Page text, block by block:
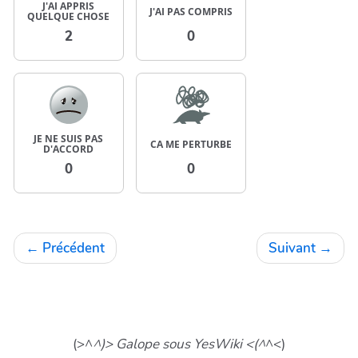
J'AI APPRIS
QUELQUE CHOSE
2
J'AI PAS COMPRIS
0
JE NE SUIS PAS
D'ACCORD
0
CA ME PERTURBE
0
← Précédent Suivant →
(>^^)> Galope sous YesWiki <(^^<)